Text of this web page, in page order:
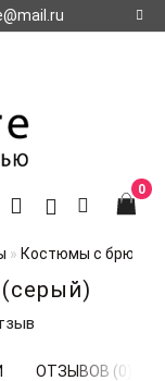
КОНТАКТЫ
О
0
Костюмы с
ОТЗЫВОВ (0)